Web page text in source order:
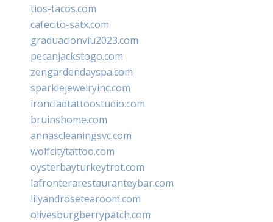
tios-tacos.com
cafecito-satx.com
graduacionviu2023.com
pecanjackstogo.com
zengardendayspa.com
sparklejewelryinc.com
ironcladtattoostudio.com
bruinshome.com
annascleaningsvc.com
wolfcitytattoo.com
oysterbayturkeytrot.com
lafronterarestauranteybar.com
lilyandrosetearoom.com
olivesburgberrypatch.com